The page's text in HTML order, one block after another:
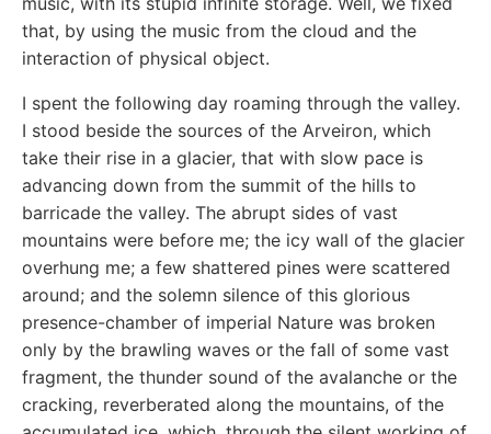
that, by using the music from the cloud and the
interaction of physical object.
I spent the following day roaming through the valley.
I stood beside the sources of the Arveiron, which
take their rise in a glacier, that with slow pace is
advancing down from the summit of the hills to
barricade the valley. The abrupt sides of vast
mountains were before me; the icy wall of the glacier
overhung me; a few shattered pines were scattered
around; and the solemn silence of this glorious
presence-chamber of imperial Nature was broken
only by the brawling waves or the fall of some vast
fragment, the thunder sound of the avalanche or the
cracking, reverberated along the mountains, of the